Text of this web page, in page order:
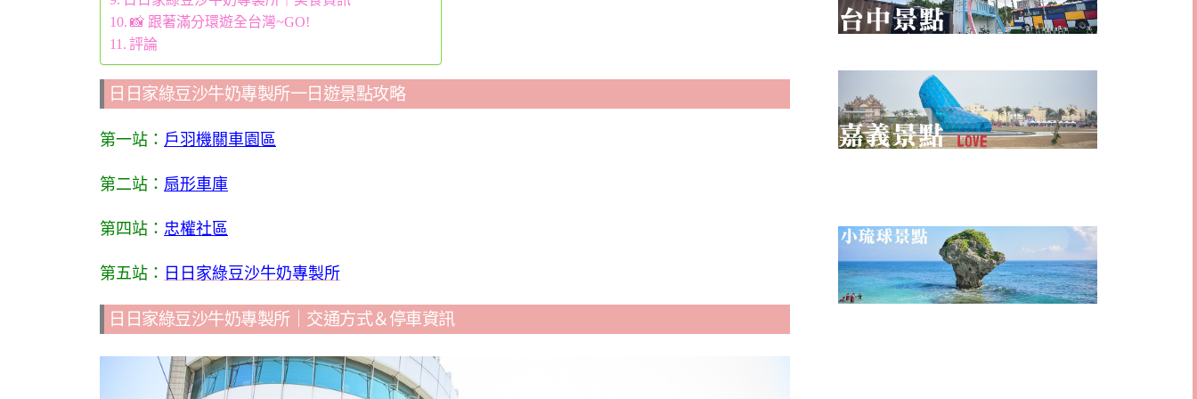
📸 跟著滿分環遊全台灣~GO!
評論
日日家綠豆沙牛奶專製所一日遊景點攻略
第一站： 戶羽機關車園區
第二站： 扇形車庫
第四站： 忠權社區
第五站： 日日家綠豆沙牛奶專製所
日日家綠豆沙牛奶專製所｜交通方式＆停車資訊